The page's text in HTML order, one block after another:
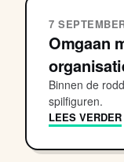
7
Omgaan
Binnen de
spilfiguren.
LEES VERDER